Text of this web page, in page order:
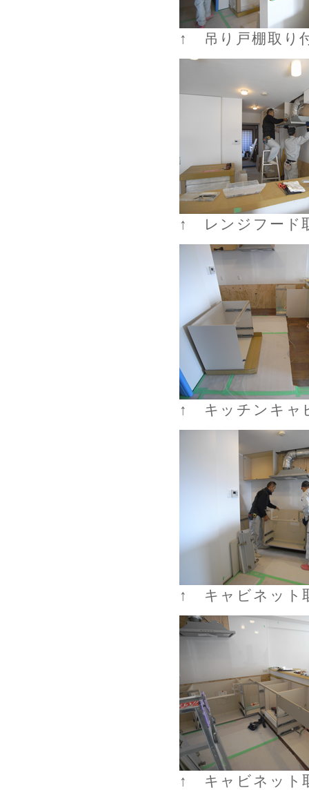
↑ 吊り戸棚取り
↑ レンジフード
↑ キッチンキャ
↑ キャビネット
↑ キャビネット